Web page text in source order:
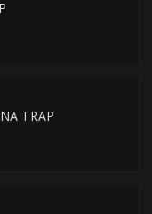
TRAP